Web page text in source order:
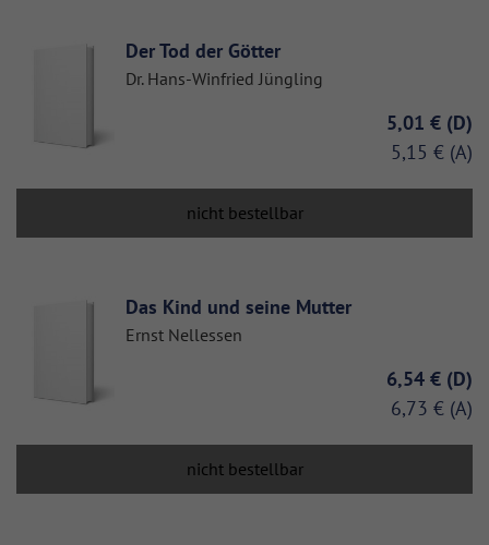
Der Tod der Götter
Dr. Hans-Winfried Jüngling
5,01 €
5,15 €
nicht bestellbar
Das Kind und seine Mutter
Ernst Nellessen
6,54 €
6,73 €
nicht bestellbar